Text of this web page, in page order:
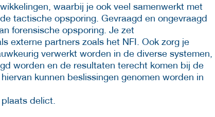
waarbij je ook veel samenwerkt met
tactische opsporing. Gevraagd en ongevraagd
forensische opsporing. Je zet
externe partners zoals het NFI. Ook zorg je
verwerkt worden in de diverse systemen,
worden en de resultaten terecht komen bij de
kunnen beslissingen genomen worden in
delict.